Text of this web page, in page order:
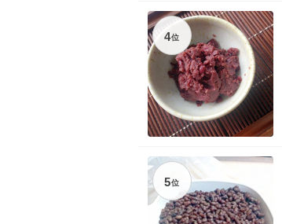
4位
5位